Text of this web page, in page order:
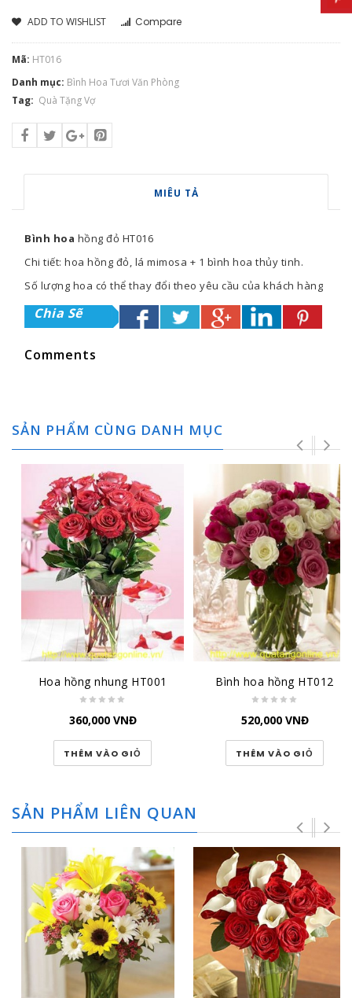
ADD TO WISHLIST Compare
Mã: HT016
Danh mục: Bình Hoa Tươi Văn Phòng
Tag: Quà Tặng Vợ
MIÊU TẢ
Bình hoa hồng đỏ HT016
Chi tiết: hoa hồng đỏ, lá mimosa + 1 bình hoa thủy tinh.
Số lượng hoa có thể thay đổi theo yêu cầu của khách hàng
Chia Sẽ
Comments
SẢN PHẨM CÙNG DANH MỤC
Hoa hồng nhung HT001
360,000 VNĐ
THÊM VÀO GIỎ
Bình hoa hồng HT012
520,000 VNĐ
THÊM VÀO GIỎ
SẢN PHẨM LIÊN QUAN